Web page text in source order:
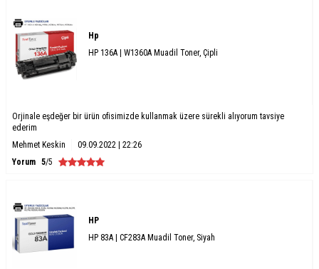
Hp
HP 136A | W1360A Muadil Toner, Çipli
Orjinale eşdeğer bir ürün ofisimizde kullanmak üzere sürekli alıyorum tavsiye
ederim
Mehmet Keskin
09.09.2022 | 22:26
Yorum 5/5
HP
HP 83A | CF283A Muadil Toner, Siyah